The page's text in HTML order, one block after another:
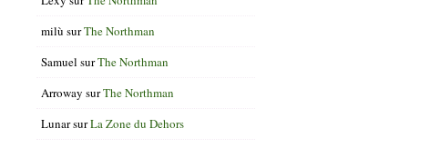
milù surThe Northman
Samuel surThe Northman
Arroway surThe Northman
LunarsurLa Zone du Dehors